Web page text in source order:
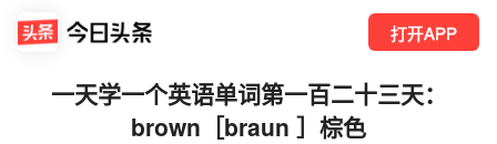
打开APP
一天学一个英语单词第一百二十三天：
brown［braun ］棕色